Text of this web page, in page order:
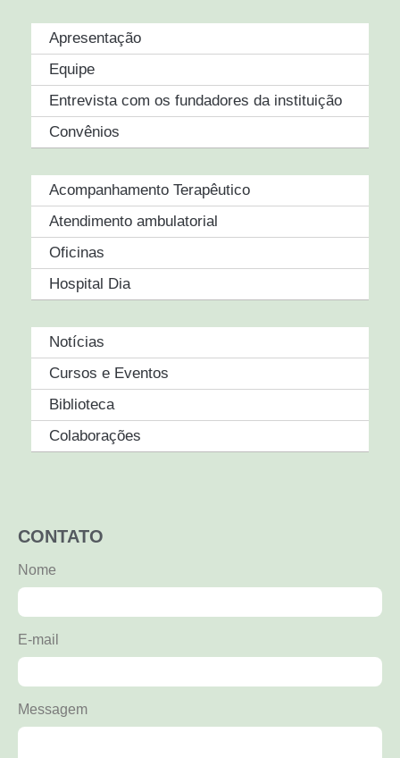
Apresentação
Equipe
Entrevista com os fundadores da instituição
Convênios
Acompanhamento Terapêutico
Atendimento ambulatorial
Oficinas
Hospital Dia
Notícias
Cursos e Eventos
Biblioteca
Colaborações
CONTATO
Nome
E-mail
Messagem